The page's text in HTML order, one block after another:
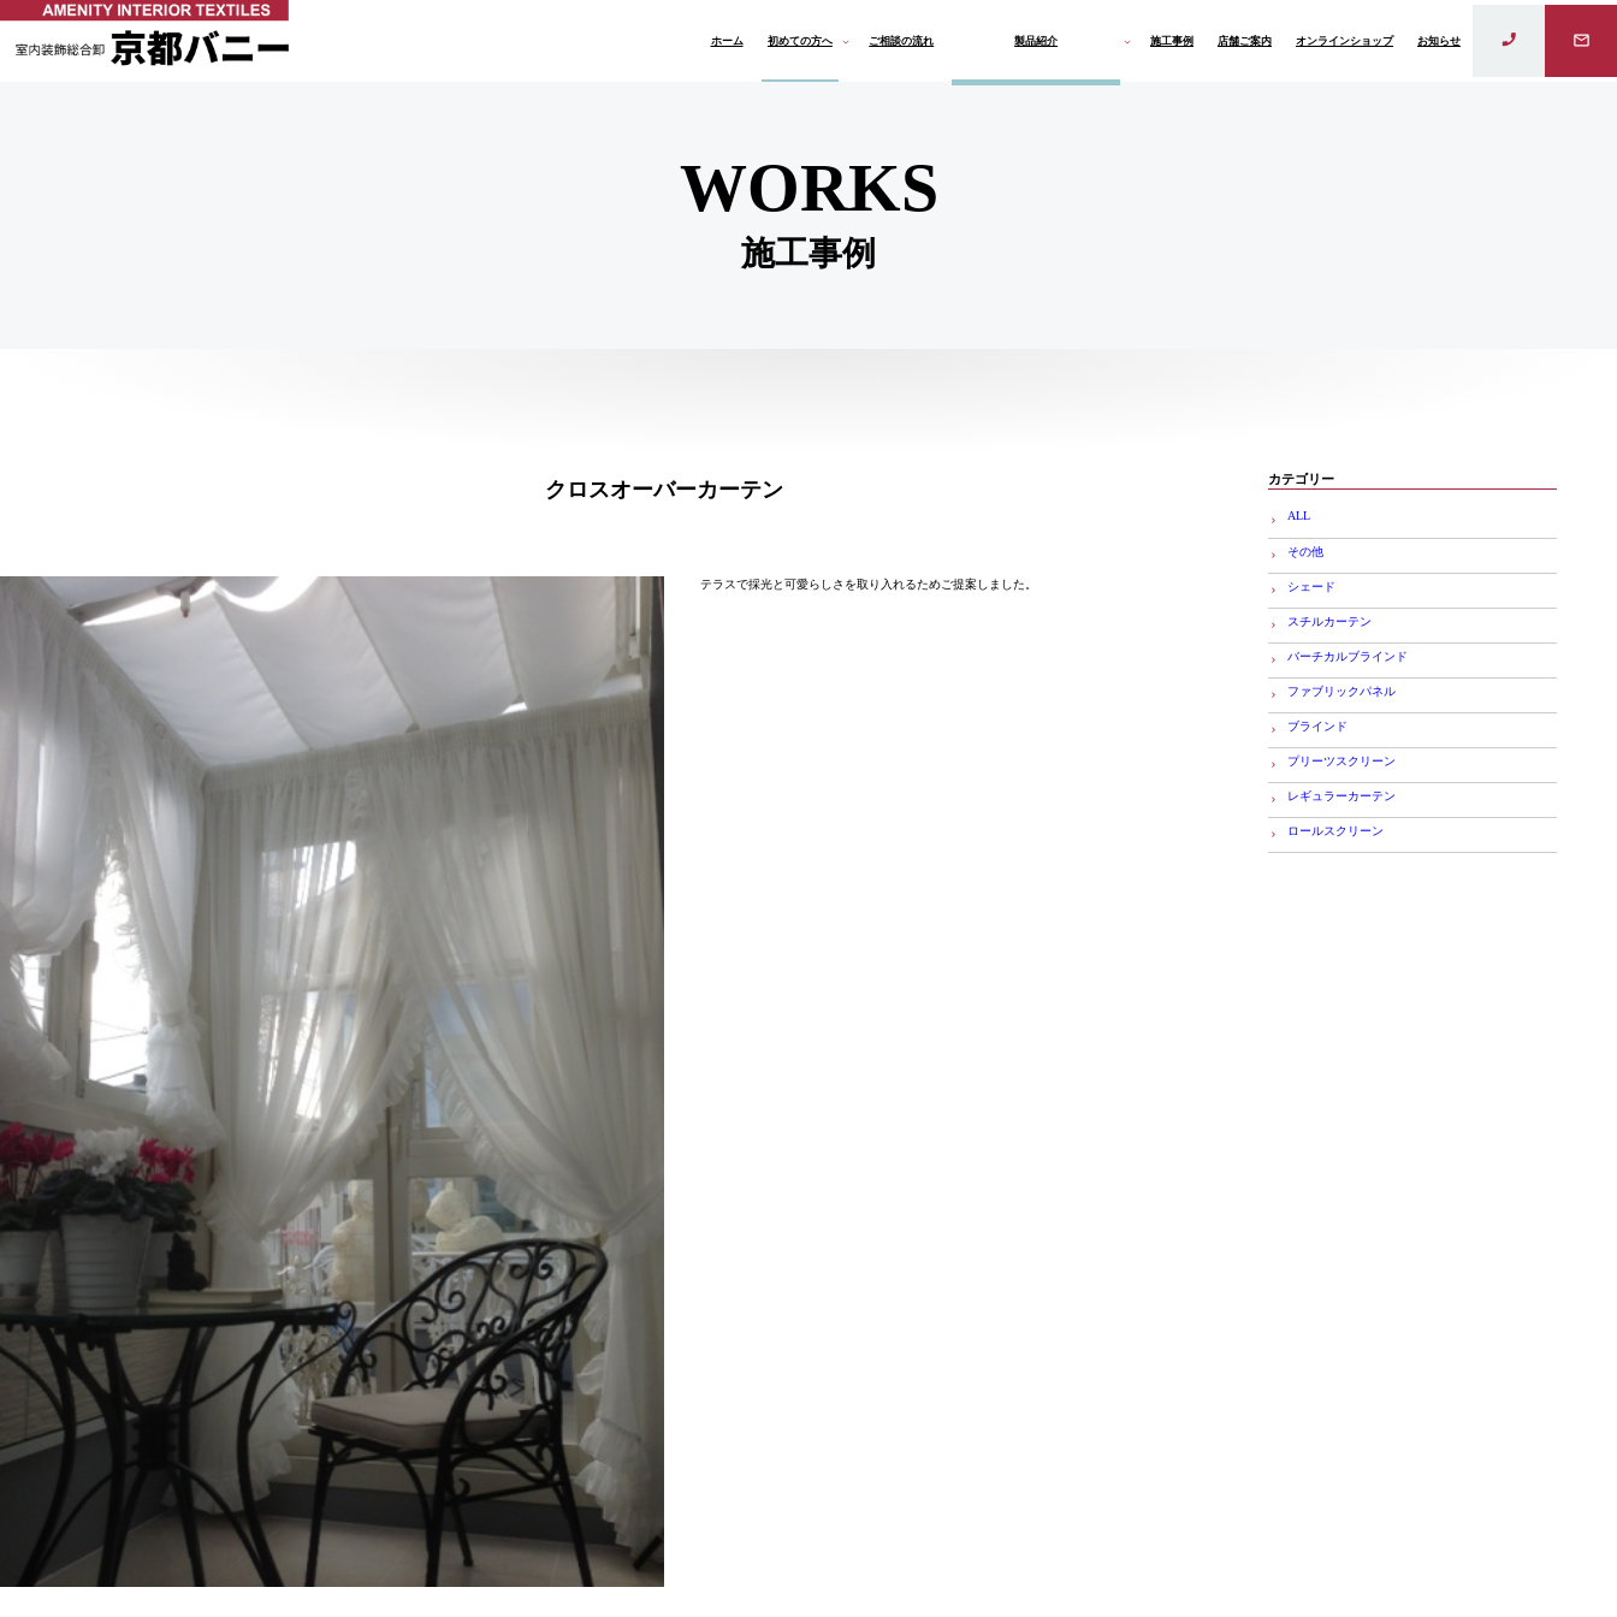
ホーム 初めての方へ ご相談の流れ 製品紹介
オーダーカーテン
ロールスクリーン & ブラインド
施工事例 店舗ご案内 オンラインショップ お知らせ
WORKS
施工事例
クロスオーバーカーテン
テラスで採光と可愛らしさを取り入れるためご提案しました。
カテゴリー
ALL
その他
シェード
スチルカーテン
バーチカルブラインド
ファブリックパネル
ブラインド
プリーツスクリーン
レギュラーカーテン
ロールスクリーン